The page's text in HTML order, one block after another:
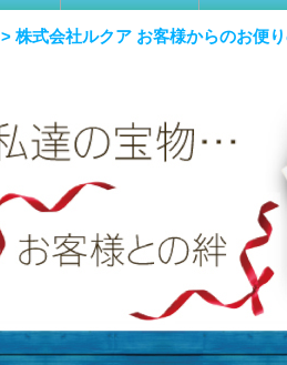
> 株式会社ルクア お客様からのお便